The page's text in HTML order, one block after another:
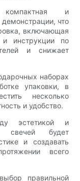
и
демонстрации, что
включающая
и инструкции по
и снижает
наборах
упаковки, в
несколько
и удобство.
эстетикой и
свечей будет
и создавать
всего
правильной